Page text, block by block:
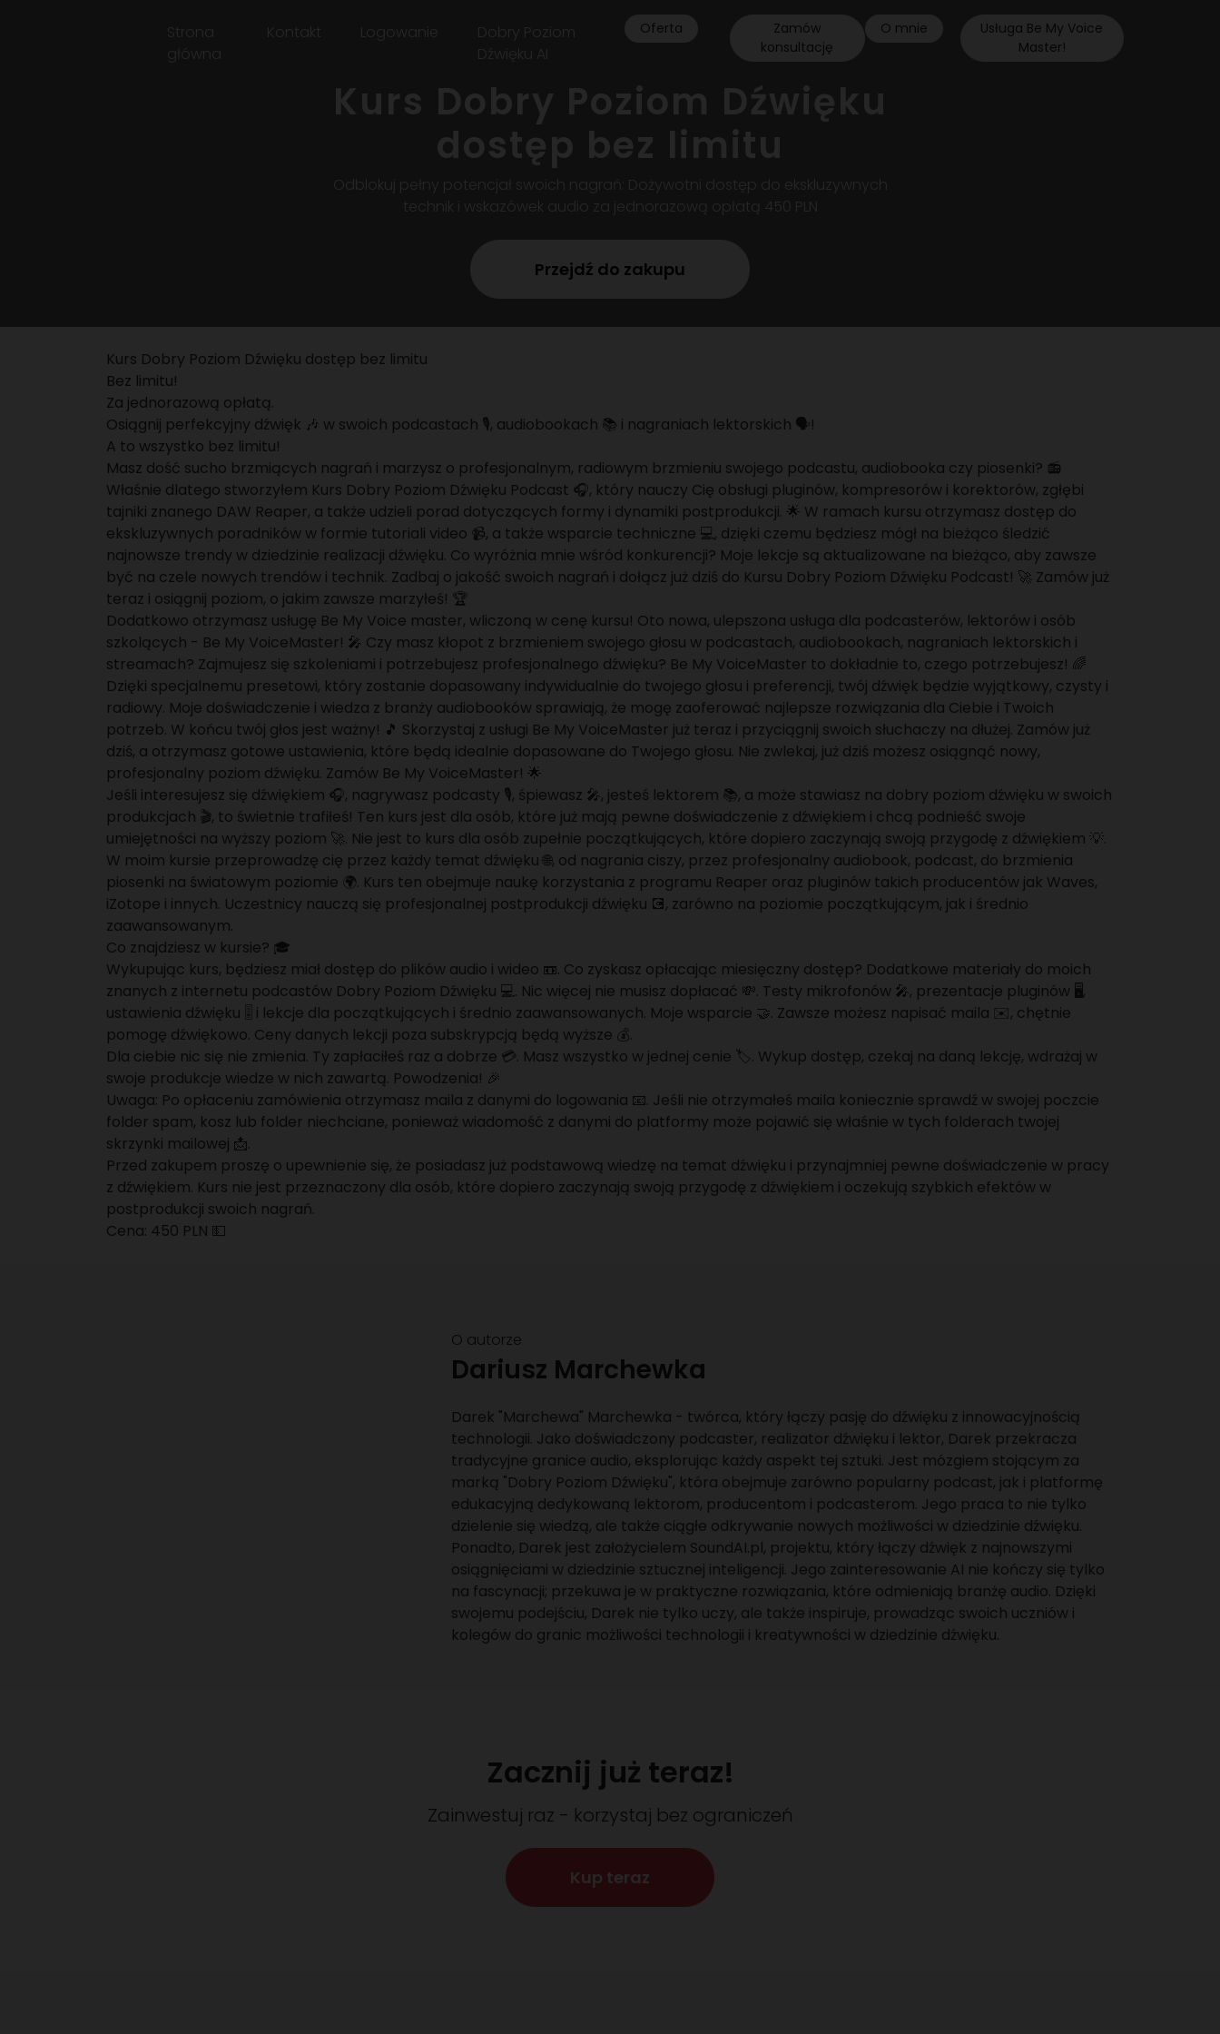
Oferta
Zamów
konsultację
O mnie
Usługa Be My Voice
Master!
Przejdź do zakupu
Kurs Dobry Poziom Dźwięku dostęp bez limitu
Bez limitu!
Za jednorazową opłatą.
Osiągnij perfekcyjny dźwięk 🎶 w swoich podcastach 🎙️, audiobookach 📚 i nagraniach lektorskich 🗣️!
A to wszystko bez limitu!
Masz dość sucho brzmiących nagrań i marzysz o profesjonalnym, radiowym brzmieniu swojego podcastu, audiobooka czy piosenki? 📻
Właśnie dlatego stworzyłem Kurs Dobry Poziom Dźwięku Podcast 🎧, który nauczy Cię obsługi pluginów, kompresorów i korektorów, zgłębi
tajniki znanego DAW Reaper, a także udzieli porad dotyczących formy i dynamiki postprodukcji. 🌟 W ramach kursu otrzymasz dostęp do
ekskluzywnych poradników w formie tutoriali video 📹, a także wsparcie techniczne 💻, dzięki czemu będziesz mógł na bieżąco śledzić
najnowsze trendy w dziedzinie realizacji dźwięku. Co wyróżnia mnie wśród konkurencji? Moje lekcje są aktualizowane na bieżąco, aby zawsze
być na czele nowych trendów i technik. Zadbaj o jakość swoich nagrań i dołącz już dziś do Kursu Dobry Poziom Dźwięku Podcast! 🚀 Zamów już
teraz i osiągnij poziom, o jakim zawsze marzyłeś! 🏆
Dodatkowo otrzymasz usługę Be My Voice master, wliczoną w cenę kursu! Oto nowa, ulepszona usługa dla podcasterów, lektorów i osób
szkolących - Be My VoiceMaster! 🎤 Czy masz kłopot z brzmieniem swojego głosu w podcastach, audiobookach, nagraniach lektorskich i
streamach? Zajmujesz się szkoleniami i potrzebujesz profesjonalnego dźwięku? Be My VoiceMaster to dokładnie to, czego potrzebujesz! 🌈
Dzięki specjalnemu presetowi, który zostanie dopasowany indywidualnie do twojego głosu i preferencji, twój dźwięk będzie wyjątkowy, czysty i
radiowy. Moje doświadczenie i wiedza z branży audiobooków sprawiają, że mogę zaoferować najlepsze rozwiązania dla Ciebie i Twoich
potrzeb. W końcu twój głos jest ważny! 🎵 Skorzystaj z usługi Be My VoiceMaster już teraz i przyciągnij swoich słuchaczy na dłużej. Zamów już
dziś, a otrzymasz gotowe ustawienia, które będą idealnie dopasowane do Twojego głosu. Nie zwlekaj, już dziś możesz osiągnąć nowy,
profesjonalny poziom dźwięku. Zamów Be My VoiceMaster! 🌟
Jeśli interesujesz się dźwiękiem 🎧, nagrywasz podcasty 🎙️, śpiewasz 🎤, jesteś lektorem 📚, a może stawiasz na dobry poziom dźwięku w swoich
produkcjach 🎬, to świetnie trafiłeś! Ten kurs jest dla osób, które już mają pewne doświadczenie z dźwiękiem i chcą podnieść swoje
umiejętności na wyższy poziom 🚀. Nie jest to kurs dla osób zupełnie początkujących, które dopiero zaczynają swoją przygodę z dźwiękiem 💡.
W moim kursie przeprowadzę cię przez każdy temat dźwięku 🌐, od nagrania ciszy, przez profesjonalny audiobook, podcast, do brzmienia
piosenki na światowym poziomie 🌍. Kurs ten obejmuje naukę korzystania z programu Reaper oraz pluginów takich producentów jak Waves,
iZotope i innych. Uczestnicy nauczą się profesjonalnej postprodukcji dźwięku 💽, zarówno na poziomie początkującym, jak i średnio
zaawansowanym.
Co znajdziesz w kursie? 🎓
Wykupując kurs, będziesz miał dostęp do plików audio i wideo 📼. Co zyskasz opłacając miesięczny dostęp? Dodatkowe materiały do moich
znanych z internetu podcastów Dobry Poziom Dźwięku 💻. Nic więcej nie musisz dopłacać 💸. Testy mikrofonów 🎤, prezentacje pluginów 🖥️,
ustawienia dźwięku 🎚️ i lekcje dla początkujących i średnio zaawansowanych. Moje wsparcie 🤝. Zawsze możesz napisać maila ✉️, chętnie
pomogę dźwiękowo. Ceny danych lekcji poza subskrypcją będą wyższe 💰.
Dla ciebie nic się nie zmienia. Ty zapłaciłeś raz a dobrze 💳. Masz wszystko w jednej cenie 🏷️. Wykup dostęp, czekaj na daną lekcję, wdrażaj w
swoje produkcje wiedze w nich zawartą. Powodzenia! 🎉
Uwaga: Po opłaceniu zamówienia otrzymasz maila z danymi do logowania 📧. Jeśli nie otrzymałeś maila koniecznie sprawdź w swojej poczcie
folder spam, kosz lub folder niechciane, ponieważ wiadomość z danymi do platformy może pojawić się właśnie w tych folderach twojej
skrzynki mailowej 📩.
Przed zakupem proszę o upewnienie się, że posiadasz już podstawową wiedzę na temat dźwięku i przynajmniej pewne doświadczenie w pracy
z dźwiękiem. Kurs nie jest przeznaczony dla osób, które dopiero zaczynają swoją przygodę z dźwiękiem i oczekują szybkich efektów w
postprodukcji swoich nagrań.
Cena: 450 PLN 💵
O autorze
Dariusz Marchewka
Darek "Marchewa" Marchewka - twórca, który łączy pasję do dźwięku z innowacyjnością
technologii. Jako doświadczony podcaster, realizator dźwięku i lektor, Darek przekracza
tradycyjne granice audio, eksplorując każdy aspekt tej sztuki. Jest mózgiem stojącym za
marką "Dobry Poziom Dźwięku", która obejmuje zarówno popularny podcast, jak i platformę
edukacyjną dedykowaną lektorom, producentom i podcasterom. Jego praca to nie tylko
dzielenie się wiedzą, ale także ciągłe odkrywanie nowych możliwości w dziedzinie dźwięku.
Ponadto, Darek jest założycielem SoundAI.pl, projektu, który łączy dźwięk z najnowszymi
osiągnięciami w dziedzinie sztucznej inteligencji. Jego zainteresowanie AI nie kończy się tylko
na fascynacji; przekuwa je w praktyczne rozwiązania, które odmieniają branżę audio. Dzięki
swojemu podejściu, Darek nie tylko uczy, ale także inspiruje, prowadząc swoich uczniów i
kolegów do granic możliwości technologii i kreatywności w dziedzinie dźwięku.
Zacznij już teraz!
Zainwestuj raz - korzystaj bez ograniczeń
Kup teraz